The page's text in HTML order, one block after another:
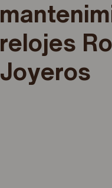
relojes
Joyeros